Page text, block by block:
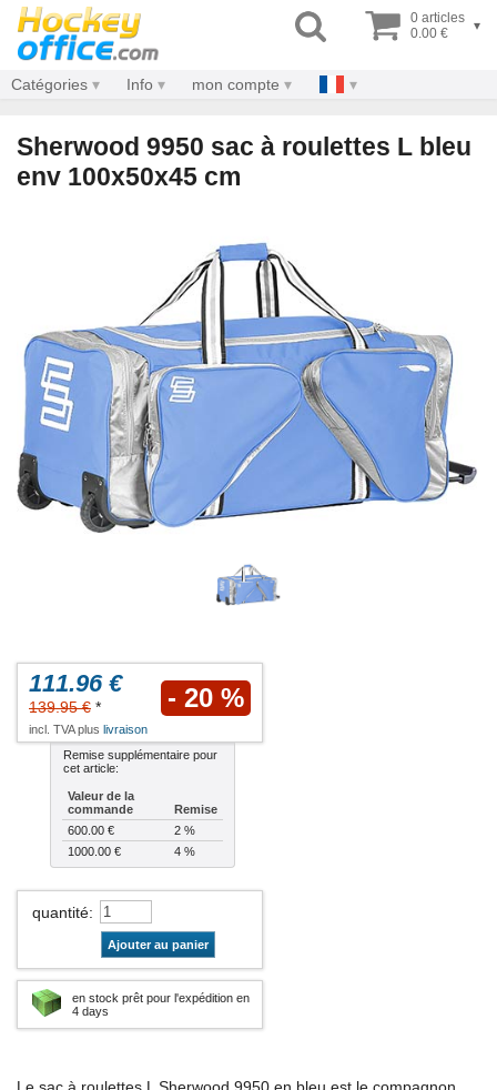
0 articles
0.00 €
▾
Catégories Info mon compte
Sherwood 9950 sac à roulettes L bleu
env 100x50x45 cm
111.96 €
139.95 € * - 20 %
incl. TVA plus livraison
Remise supplémentaire pour
cet article:
Valeur de la
commande
Remise
600.00 €
2 %
1000.00 €
4 %
quantité:
Ajouter au panier
en stock prêt pour l'expédition en
4 days